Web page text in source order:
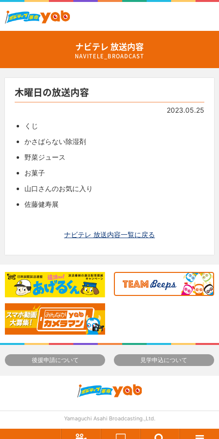
ナビテレ 放送内容
NAVITELE_BROADCAST
木曜日の放送内容
2023.05.25
くじ
かさばらない除湿剤
野菜ジュース
お菓子
山口さんのお気に入り
佐藤健寿展
ナビテレ 放送内容一覧に戻る
後援申請について 見学申込について
Yamaguchi Asahi Broadcasting.,Ltd.